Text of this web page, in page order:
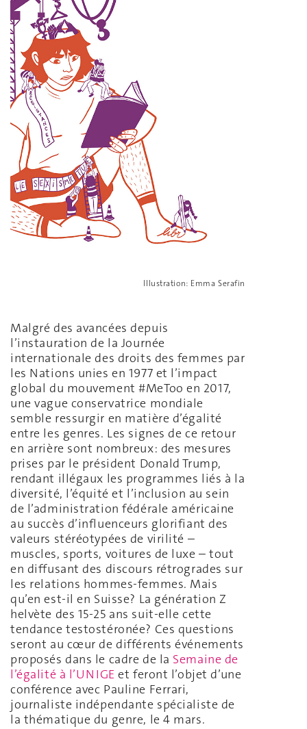
Illustration: Emma Serafin
Malgré des avancées depuis
l’instauration de la Journée
internationale des droits des femmes par
les Nations unies en 1977 et l’impact
global du mouvement #MeToo en 2017,
une vague conservatrice mondiale
semble ressurgir en matière d’égalité
entre les genres. Les signes de ce retour
en arrière sont nombreux: des mesures
prises par le président Donald Trump,
rendant illégaux les programmes liés à la
diversité, l’équité et l’inclusion au sein
de l’administration fédérale américaine
au succès d’influenceurs glorifiant des
valeurs stéréotypées de virilité –
muscles, sports, voitures de luxe – tout
en diffusant des discours rétrogrades sur
les relations hommes-femmes. Mais
qu’en est-il en Suisse? La génération Z
helvète des 15-25 ans suit-elle cette
tendance testostéronée? Ces questions
seront au cœur de différents événements
proposés dans le cadre de la Semaine de
l’égalité à l’UNIGE et feront l’objet d’une
conférence avec Pauline Ferrari,
journaliste indépendante spécialiste de
la thématique du genre, le 4 mars.